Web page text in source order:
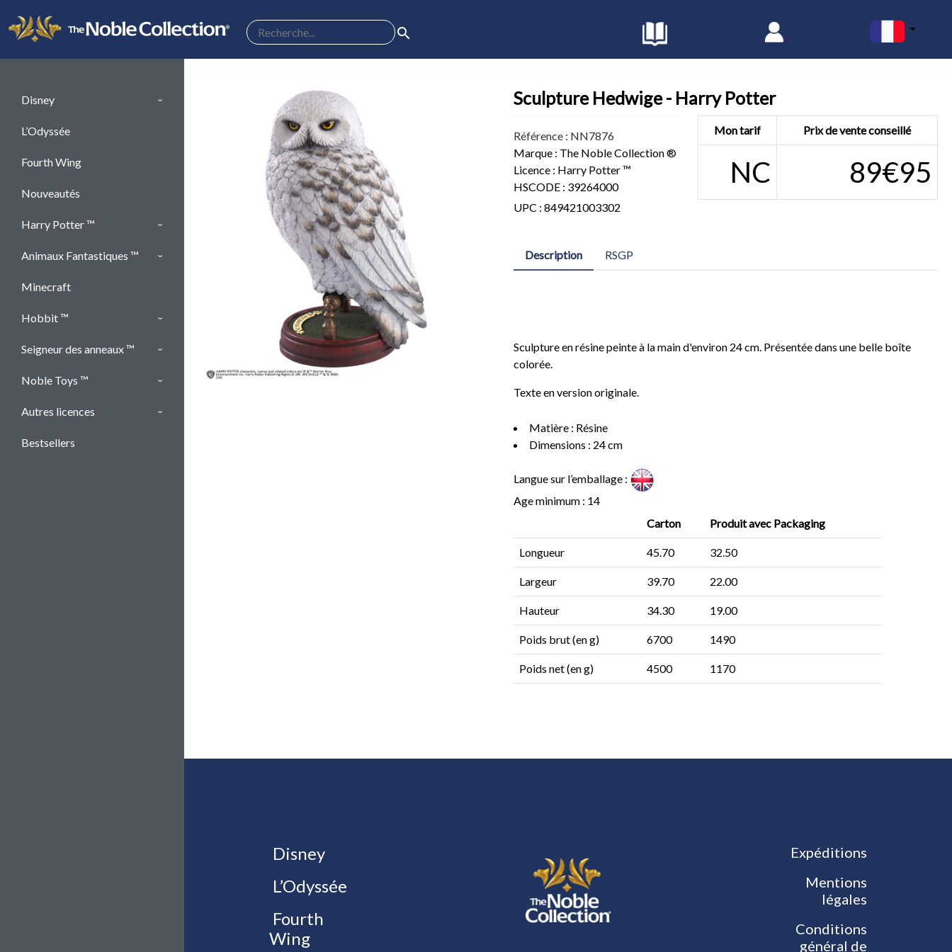
search
Disney
L’Odyssée
Fourth Wing
Nouveautés
Harry Potter ™
Animaux Fantastiques ™
Minecraft
Hobbit ™
Seigneur des anneaux ™
Noble Toys ™
Autres licences
Bestsellers
Sculpture Hedwige - Harry Potter
Référence : NN7876
Marque : The Noble Collection ®
Licence : Harry Potter ™
HSCODE : 39264000
UPC : 849421003302
Mon tarif Prix de vente conseillé
NC 89€95
Description RSGP
Sculpture en résine peinte à la main d'environ 24 cm. Présentée dans une belle boîte
colorée.
Texte en version originale.
Matière : Résine
Dimensions : 24 cm
Langue sur l’emballage :
Age minimum : 14
Carton
Produit avec Packaging
Longueur 45.70 32.50
Largeur 39.70 22.00
Hauteur 34.30 19.00
Poids brut (en g) 6700 1490
Poids net (en g) 4500 1170
Disney
L’Odyssée
Fourth
Wing
Expéditions
Mentions
légales
Conditions
général de